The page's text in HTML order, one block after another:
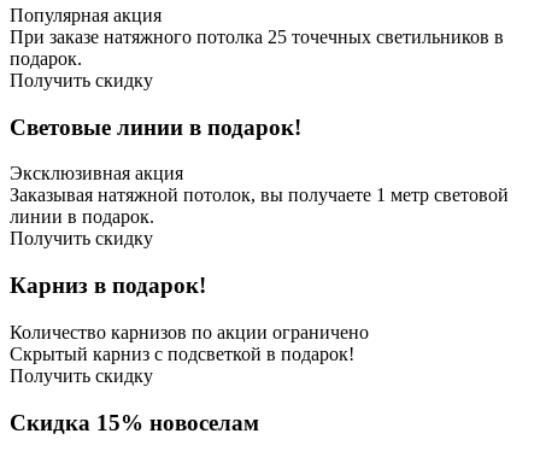
Популярная акция
При заказе натяжного потолка 25 точечных светильников в
подарок.
Получить скидку
Световые линии в подарок!
Эксклюзивная акция
Заказывая натяжной потолок, вы получаете 1 метр световой
линии в подарок.
Получить скидку
Карниз в подарок!
Количество карнизов по акции ограничено
Скрытый карниз с подсветкой в подарок!
Получить скидку
Скидка 15% новоселам